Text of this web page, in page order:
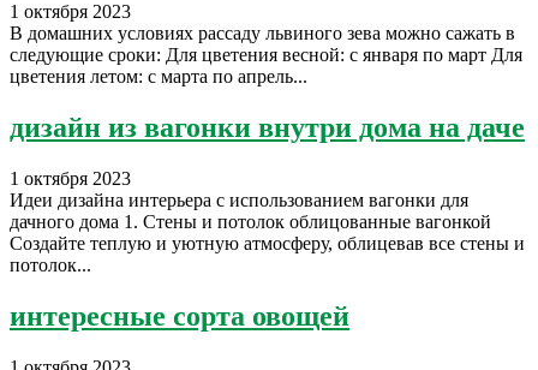
1 октября 2023
В домашних условиях рассаду львиного зева можно сажать в
следующие сроки: Для цветения весной: с января по март Для
цветения летом: с марта по апрель...
дизайн из вагонки внутри дома на даче
1 октября 2023
Идеи дизайна интерьера с использованием вагонки для
дачного дома 1. Стены и потолок облицованные вагонкой
Создайте теплую и уютную атмосферу, облицевав все стены и
потолок...
интересные сорта овощей